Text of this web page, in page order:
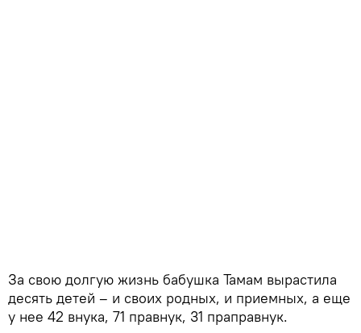
За свою долгую жизнь бабушка Тамам вырастила
десять детей – и своих родных, и приемных, а еще
у нее 42 внука, 71 правнук, 31 праправнук.